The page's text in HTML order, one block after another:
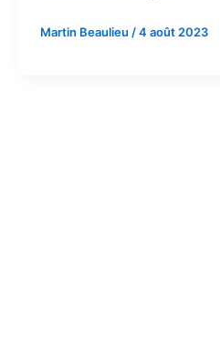
Martin Beaulieu /4 août 2023